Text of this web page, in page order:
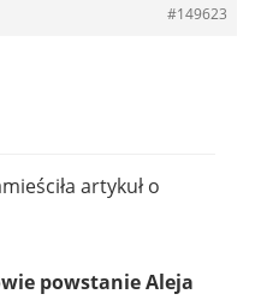
#149623
artykuł o
powstanie Aleja